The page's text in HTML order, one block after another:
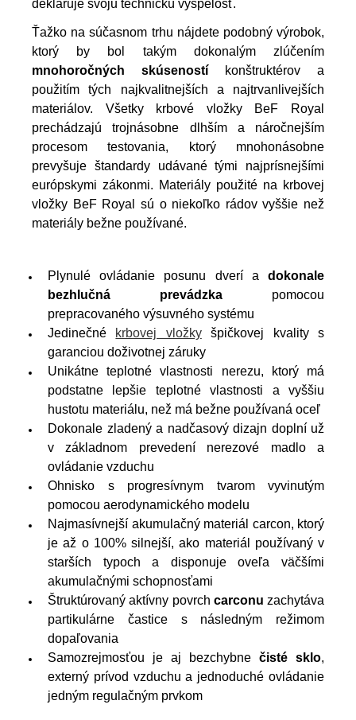
deklaruje svoju technickú vyspelosť.
Ťažko na súčasnom trhu nájdete podobný výrobok,
ktorý by bol takým dokonalým zlúčením
mnohoročných skúseností konštruktérov a
použitím tých najkvalitnejších a najtrvanlivejších
materiálov. Všetky krbové vložky BeF Royal
prechádzajú trojnásobne dlhším a náročnejším
procesom testovania, ktorý mnohonásobne
prevyšuje štandardy udávané tými najprísnejšími
európskymi zákonmi. Materiály použité na krbovej
vložky BeF Royal sú o niekoľko rádov vyššie než
materiály bežne používané.
Plynulé ovládanie posunu dverí a dokonale
bezhlučná prevádzka pomocou
prepracovaného výsuvného systému
Jedinečné krbovej vložkyšpičkovej kvality s
garanciou doživotnej záruky
Unikátne teplotné vlastnosti nerezu, ktorý má
podstatne lepšie teplotné vlastnosti a vyššiu
hustotu materiálu, než má bežne používaná oceľ
Dokonale zladený a nadčasový dizajn doplní už
v základnom prevedení nerezové madlo a
ovládanie vzduchu
Ohnisko s progresívnym tvarom vyvinutým
pomocou aerodynamického modelu
Najmasívnejší akumulačný materiál carcon, ktorý
je až o 100% silnejší, ako materiál používaný v
starších typoch a disponuje oveľa väčšími
akumulačnými schopnosťami
Štruktúrovaný aktívny povrch carconu zachytáva
partikulárne častice s následným režimom
dopaľovania
Samozrejmosťou je aj bezchybne čisté sklo,
externý prívod vzduchu a jednoduché ovládanie
jedným regulačným prvkom